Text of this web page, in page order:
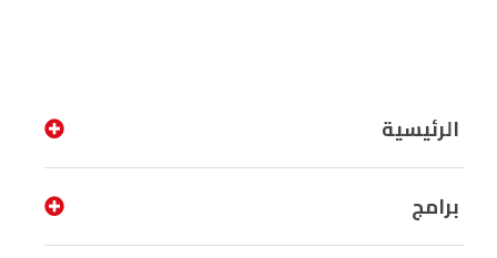
الرئيسية
برامج